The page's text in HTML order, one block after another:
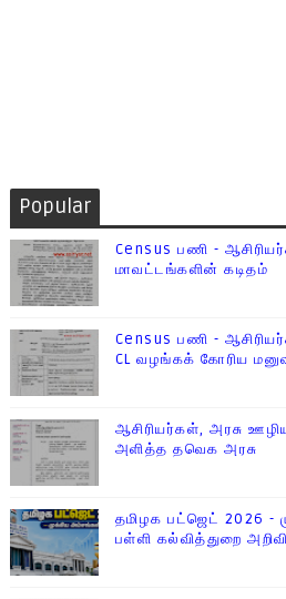
Popular
Census பணி -
மாவட்டங்களின் கடிதம்
Census பணி -
CL வழங்கக் கோரிய
ஆசிரியர்கள், அரசு
அளித்த தவெக அரசு
தமிழக பட்ஜெட் 2026 -
பள்ளி கல்வித்துறை